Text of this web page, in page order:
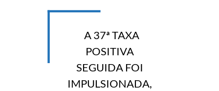
A 37ª TAXA
POSITIVA
SEGUIDA FOI
IMPULSIONADA,